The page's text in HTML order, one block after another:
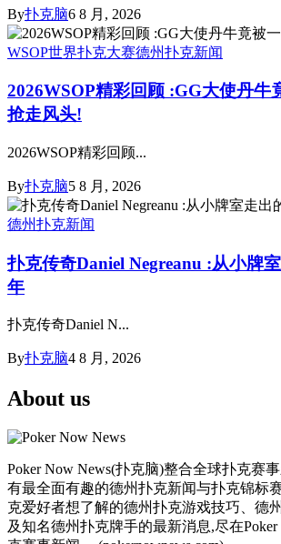
By扑克脑6 8 月, 2026
WSOP世界扑克大赛德州扑克新闻
2026WSOP精彩回顾 :GG大使丹牛
抢走风头!
2026WSOP精彩回顾...
By扑克脑5 8 月, 2026
德州扑克新闻
扑克传奇Daniel Negreanu :从小牌
年
扑克传奇Daniel N...
By扑克脑4 8 月, 2026
About us
Poker Now News(扑克脑)整合全球扑克赛
有最全面有趣的德州扑克新闻与扑克锦标
克爱好者想了解的德州扑克游戏技巧、德
及知名德州扑克牌手的最新消息,尽在